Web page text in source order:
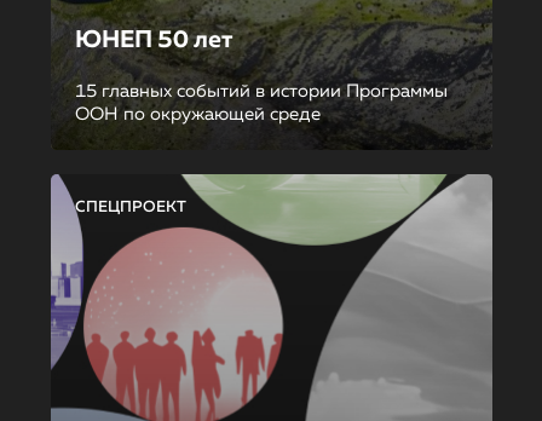
ЮНЕП 50 лет
15 главных событий в истории Программы
ООН по окружающей среде
СПЕЦПРОЕКТ